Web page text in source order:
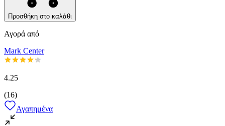
Προσθήκη στο καλάθι
Αγορά από
Mark Center
4.25
(16)
Αγαπημένα